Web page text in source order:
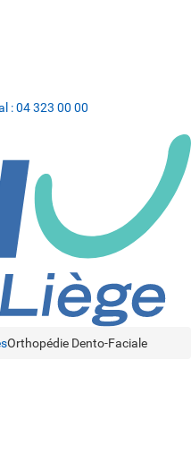
:04 323 00 00
Orthopédie Dento-Faciale